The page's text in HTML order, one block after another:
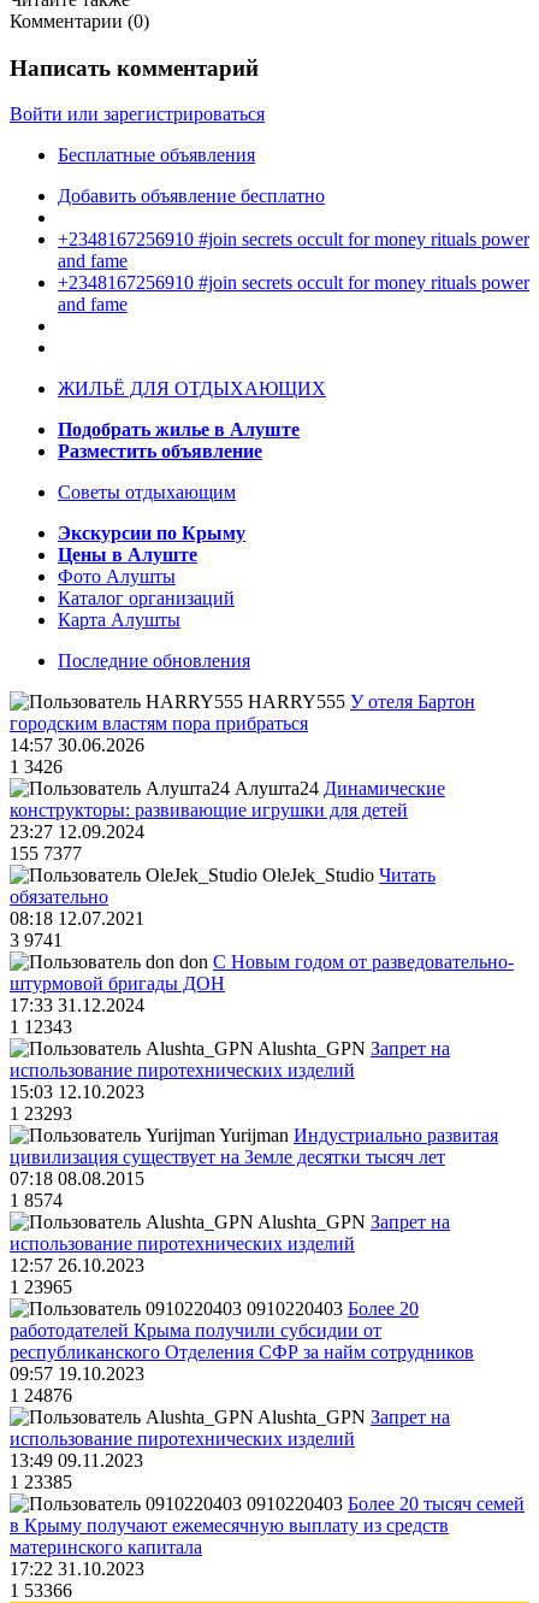
Комментарии (0)
Написать комментарий
Войти или зарегистрироваться
Бесплатные объявления
Добавить объявление бесплатно
+2348167256910 #join secrets occult for money rituals power
and fame
+2348167256910 #join secrets occult for money rituals power
and fame
ЖИЛЬЁ ДЛЯ ОТДЫХАЮЩИХ
Подобрать жилье в Алуште
Разместить объявление
Советы отдыхающим
Экскурсии по Крыму
Цены в Алуште
Фото Алушты
Каталог организаций
Карта Алушты
Последние обновления
HARRY555 У отеля Бартон
городским властям пора прибраться
14:57 30.06.2026
1 3426
Алушта24 Динамические
конструкторы: развивающие игрушки для детей
23:27 12.09.2024
155 7377
OleJek_Studio Читать
обязательно
08:18 12.07.2021
3 9741
don С Новым годом от разведовательно-
штурмовой бригады ДОН
17:33 31.12.2024
1 12343
Alushta_GPN Запрет на
использование пиротехнических изделий
15:03 12.10.2023
1 23293
Yurijman Индустриально развитая
цивилизация существует на Земле десятки тысяч лет
07:18 08.08.2015
1 8574
Alushta_GPN Запрет на
использование пиротехнических изделий
12:57 26.10.2023
1 23965
0910220403 Более 20
работодателей Крыма получили субсидии от
республиканского Отделения СФР за найм сотрудников
09:57 19.10.2023
1 24876
Alushta_GPN Запрет на
использование пиротехнических изделий
13:49 09.11.2023
1 23385
0910220403 Более 20 тысяч семей
в Крыму получают ежемесячную выплату из средств
материнского капитала
17:22 31.10.2023
1 53366